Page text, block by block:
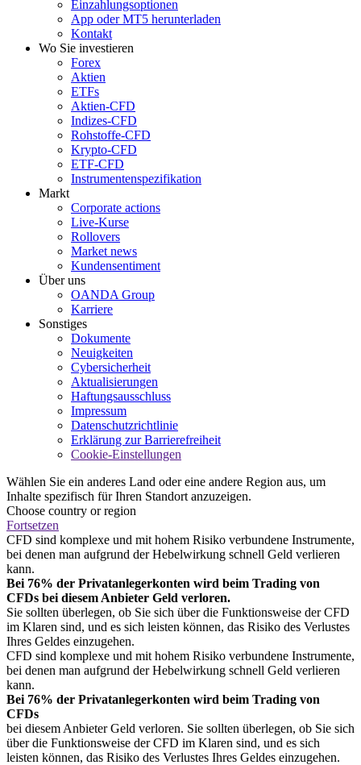
Einzahlungsoptionen
App oder MT5 herunterladen
Kontakt
Wo Sie investieren
Forex
Aktien
ETFs
Aktien-CFD
Indizes-CFD
Rohstoffe-CFD
Krypto-CFD
ETF-CFD
Instrumentenspezifikation
Markt
Corporate actions
Live-Kurse
Rollovers
Market news
Kundensentiment
Über uns
OANDA Group
Karriere
Sonstiges
Dokumente
Neuigkeiten
Cybersicherheit
Aktualisierungen
Haftungsausschluss
Impressum
Datenschutzrichtlinie
Erklärung zur Barrierefreiheit
Cookie-Einstellungen
Wählen Sie ein anderes Land oder eine andere Region aus, um
Inhalte spezifisch für Ihren Standort anzuzeigen.
Choose country or region
Fortsetzen
CFD sind komplexe und mit hohem Risiko verbundene Instrumente,
bei denen man aufgrund der Hebelwirkung schnell Geld verlieren
kann.
Bei 76% der Privatanlegerkonten wird beim Trading von
CFDs bei diesem Anbieter Geld verloren.
Sie sollten überlegen, ob Sie sich über die Funktionsweise der CFD
im Klaren sind, und es sich leisten können, das Risiko des Verlustes
Ihres Geldes einzugehen.
CFD sind komplexe und mit hohem Risiko verbundene Instrumente,
bei denen man aufgrund der Hebelwirkung schnell Geld verlieren
kann.
Bei 76% der Privatanlegerkonten wird beim Trading von
CFDs
bei diesem Anbieter Geld verloren. Sie sollten überlegen, ob Sie sich
über die Funktionsweise der CFD im Klaren sind, und es sich
leisten können, das Risiko des Verlustes Ihres Geldes einzugehen.